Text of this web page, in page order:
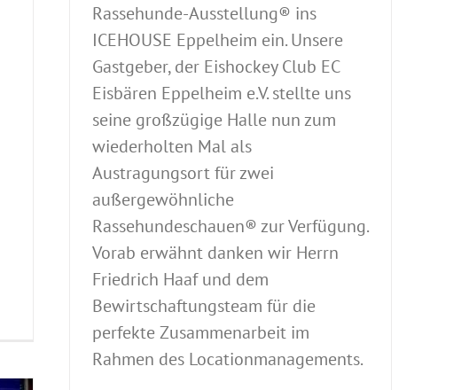
Rassehunde-Ausstellung® ins
ICEHOUSE Eppelheim ein. Unsere
Gastgeber, der Eishockey Club EC
Eisbären Eppelheim e.V. stellte uns
seine großzügige Halle nun zum
wiederholten Mal als
Austragungsort für zwei
außergewöhnliche
Rassehundeschauen® zur Verfügung.
Vorab erwähnt danken wir Herrn
Friedrich Haaf und dem
Bewirtschaftungsteam für die
perfekte Zusammenarbeit im
Rahmen des Locationmanagements.